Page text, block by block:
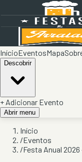
InícioEventosMapa
Descobrir
+ Adicionar Evento
Abrir menu
Início
/Eventos
/Festa Anual